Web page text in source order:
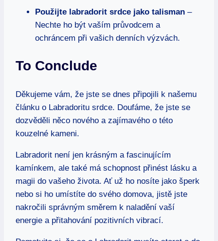
Použijte labradorit srdce jako talisman –
Nechte ho být vaším průvodcem a
ochráncem při vašich denních výzvách.
To Conclude
Děkujeme vám, že jste se dnes připojili k našemu
článku o Labradoritu srdce. Doufáme, že jste se
dozvěděli něco nového a zajímavého o této
kouzelné kameni.
Labradorit není jen krásným a fascinujícím
kamínkem, ale také má schopnost přinést lásku a
magii do vašeho života. Ať už ho nosíte jako šperk
nebo si ho umístíte do svého domova, jistě jste
nakročili správným směrem k naladění vaší
energie a přitahování pozitivních vibrací.